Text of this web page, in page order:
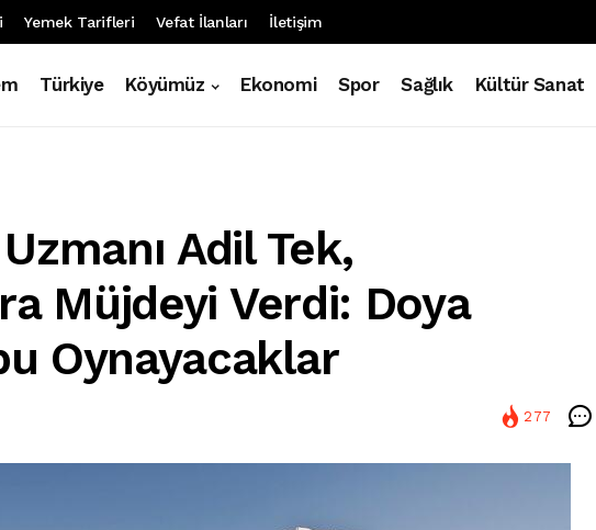
Yemek Tarifleri Vefat İlanları İletişim
Türkiye Köyümüz Ekonomi Spor Sağlık Kültür Sanat
Adil Tek,
Müjdeyi Verdi: Doya
Oynayacaklar
277